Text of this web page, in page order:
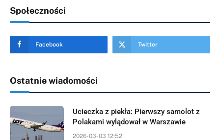
Społeczności
Facebook Twitter
Ostatnie wiadomości
Ucieczka z piekła: Pierwszy samolot z
Polakami wylądował w Warszawie
2026-03-03 12:52